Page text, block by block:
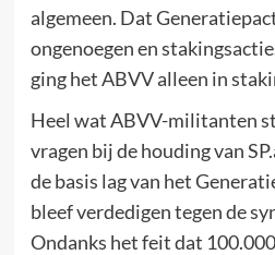
algemeen. Dat
ongenoegen en
ging het ABVV alleen in
Heel wat ABVV-militanten
vragen bij de houding van
de basis lag van het
bleef verdedigen tegen de
Ondanks het feit dat